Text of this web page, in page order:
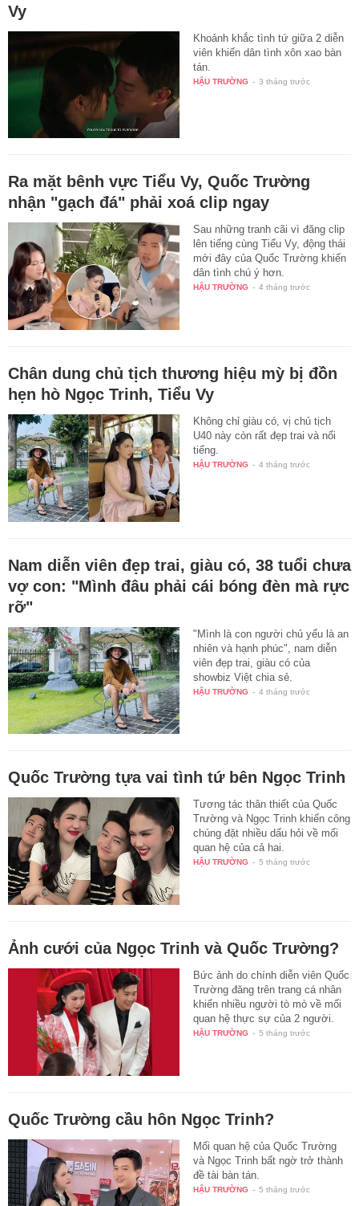
Vy
Khoảnh khắc tình tứ giữa 2 diễn
viên khiến dân tình xôn xao bàn
tán.
HẬU TRƯỜNG - 3 tháng trước
Ra mặt bênh vực Tiểu Vy, Quốc Trường
nhận "gạch đá" phải xoá clip ngay
Sau những tranh cãi vì đăng clip
lên tiếng cùng Tiểu Vy, động thái
mới đây của Quốc Trường khiến
dân tình chú ý hơn.
HẬU TRƯỜNG - 4 tháng trước
Chân dung chủ tịch thương hiệu mỳ bị đồn
hẹn hò Ngọc Trinh, Tiểu Vy
Không chỉ giàu có, vị chủ tịch
U40 này còn rất đẹp trai và nổi
tiếng.
HẬU TRƯỜNG - 4 tháng trước
Nam diễn viên đẹp trai, giàu có, 38 tuổi chưa
vợ con: "Mình đâu phải cái bóng đèn mà rực
rỡ"
"Mình là con người chủ yếu là an
nhiên và hạnh phúc", nam diễn
viên đẹp trai, giàu có của
showbiz Việt chia sẻ.
HẬU TRƯỜNG - 4 tháng trước
Quốc Trường tựa vai tình tứ bên Ngọc Trinh
Tương tác thân thiết của Quốc
Trường và Ngọc Trinh khiến công
chúng đặt nhiều dấu hỏi về mối
quan hệ của cả hai.
HẬU TRƯỜNG - 5 tháng trước
Ảnh cưới của Ngọc Trinh và Quốc Trường?
Bức ảnh do chính diễn viên Quốc
Trường đăng trên trang cá nhân
khiến nhiều người tò mò về mối
quan hệ thực sự của 2 người.
HẬU TRƯỜNG - 5 tháng trước
Quốc Trường cầu hôn Ngọc Trinh?
Mối quan hệ của Quốc Trường
và Ngọc Trinh bất ngờ trở thành
đề tài bàn tán.
HẬU TRƯỜNG - 5 tháng trước